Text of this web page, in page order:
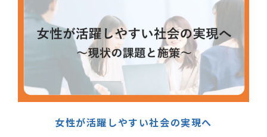
女性が活躍しやすい社会の実現へ